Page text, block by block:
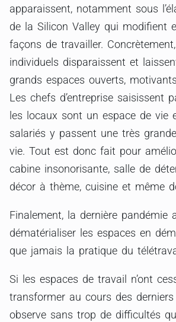
apparaissent, notamment sous
de la Silicon Valley qui modifient
façons de travailler.
individuels disparaissent et
grands espaces ouverts,
Les chefs d’entreprise saisissent
les locaux sont un espace de vie
salariés y passent une très
vie. Tout est donc fait pour
cabine insonorisante, salle de
décor à thème, cuisine et même
Finalement, la dernière pandémie
dématérialiser les espaces en
que jamais la pratique du
Si les espaces de travail n’ont
transformer au cours des derniers
observe sans trop de difficultés